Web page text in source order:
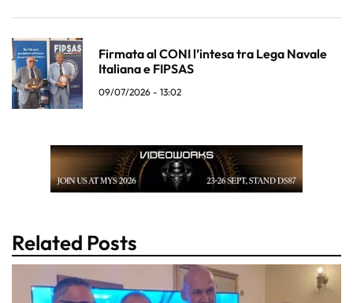
Firmata al CONI l’intesa tra Lega Navale
Italiana e FIPSAS
09/07/2026 - 13:02
Related Posts